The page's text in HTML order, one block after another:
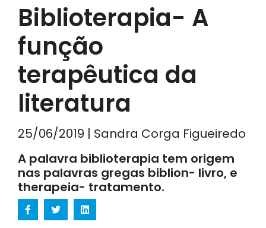
Biblioterapia- A
função
terapêutica da
literatura
25/06/2019 | Sandra Corga Figueiredo
A palavra biblioterapia tem origem
nas palavras gregas biblion- livro, e
therapeia- tratamento.